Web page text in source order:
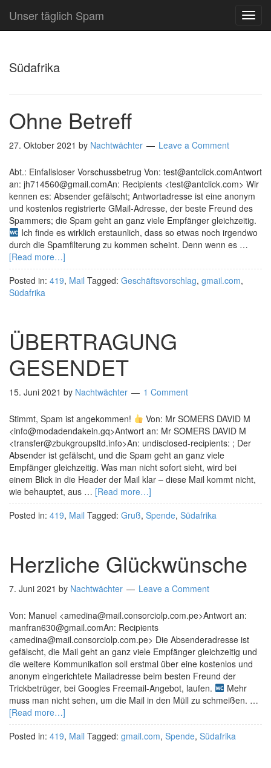
Unser täglich Spam
Südafrika
Ohne Betreff
27. Oktober 2021 by Nachtwächter Leave a Comment
Abt.: Einfallsloser Vorschussbetrug Von: test@antclick.comAntwort
an: jh714560@gmail.comAn: Recipients <test@antclick.com> Wir
kennen es: Absender gefälscht; Antwortadresse ist eine anonym
und kostenlos registrierte GMail-Adresse, der beste Freund des
Spammers; die Spam geht an ganz viele Empfänger gleichzeitig.
Ich finde es wirklich erstaunlich, dass so etwas noch irgendwo
durch die Spamfilterung zu kommen scheint. Denn wenn es …
[Read more…]
Posted in: 419, Mail Tagged: Geschäftsvorschlag, gmail.com,
Südafrika
ÜBERTRAGUNG
GESENDET
15. Juni 2021 by Nachtwächter 1 Comment
Stimmt, Spam ist angekommen!
Von: Mr SOMERS DAVID M
<info@modadendakein.gq>Antwort an: Mr SOMERS DAVID M
<transfer@zbukgroupsltd.info>An: undisclosed-recipients: ; Der
Absender ist gefälscht, und die Spam geht an ganz viele
Empfänger gleichzeitig. Was man nicht sofort sieht, wird bei
einem Blick in die Header der Mail klar – diese Mail kommt nicht,
wie behauptet, aus … [Read more…]
Posted in: 419, Mail Tagged: Gruß, Spende, Südafrika
Herzliche Glückwünsche
7. Juni 2021 by Nachtwächter Leave a Comment
Von: Manuel <amedina@mail.consorciolp.com.pe>Antwort an:
manfran630@gmail.comAn: Recipients
<amedina@mail.consorciolp.com.pe> Die Absenderadresse ist
gefälscht, die Mail geht an ganz viele Empfänger gleichzeitig und
die weitere Kommunikation soll erstmal über eine kostenlos und
anonym eingerichtete Mailadresse beim besten Freund der
Trickbetrüger, bei Googles Freemail-Angebot, laufen.
Mehr
muss man nicht sehen, um die Mail in den Müll zu schmeißen. …
[Read more…]
Posted in: 419, Mail Tagged: gmail.com, Spende, Südafrika